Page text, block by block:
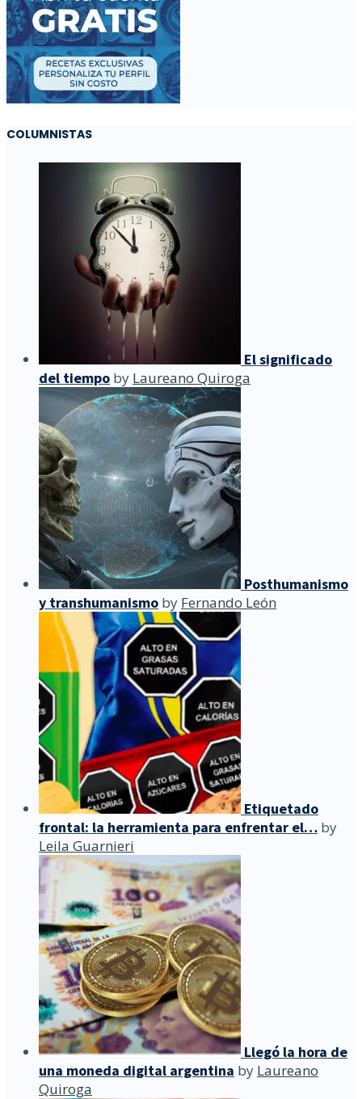
COLUMNISTAS
El significado
del tiempo by Laureano Quiroga
Posthumanismo
y transhumanismo by Fernando León
Etiquetado
frontal: la herramienta para enfrentar el… by
Leila Guarnieri
Llegó la hora de
una moneda digital argentina by Laureano
Quiroga